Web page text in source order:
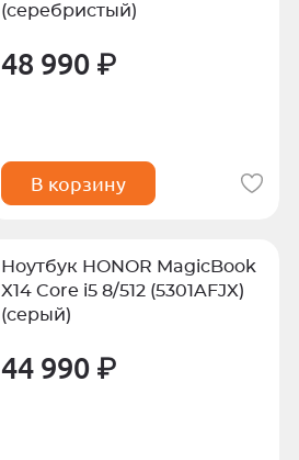
(серебристый)
48 990 ₽
В корзину
Ноутбук HONOR MagicBook
X14 Core i5 8/512 (5301AFJX)
(серый)
44 990 ₽